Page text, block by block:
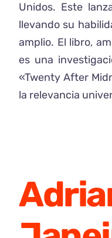
Unidos. Este
llevando su
amplio. El libro,
es una
«Twenty After
la relevancia